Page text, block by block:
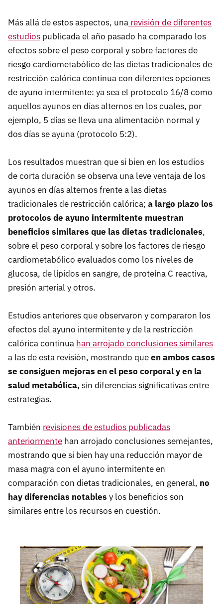
Más allá de estos aspectos, una revisión de diferentes
estudios publicada el año pasado ha comparado los
efectos sobre el peso corporal y sobre factores de
riesgo cardiometabólico de las dietas tradicionales de
restricción calórica continua con diferentes opciones
de ayuno intermitente: ya sea el protocolo 16/8 como
aquellos ayunos en días alternos en los cuales, por
ejemplo, 5 días se lleva una alimentación normal y
dos días se ayuna (protocolo 5:2).
Los resultados muestran que si bien en los estudios
de corta duración se observa una leve ventaja de los
ayunos en días alternos frente a las dietas
tradicionales de restricción calórica; a largo plazo los
protocolos de ayuno intermitente muestran
beneficios similares que las dietas tradicionales,
sobre el peso corporal y sobre los factores de riesgo
cardiometabólico evaluados como los niveles de
glucosa, de lípidos en sangre, de proteína C reactiva,
presión arterial y otros.
Estudios anteriores que observaron y compararon los
efectos del ayuno intermitente y de la restricción
calórica continua han arrojado conclusiones similares
a las de esta revisión, mostrando queen ambos casos
se consiguen mejoras en el peso corporal y en la
salud metabólica,sin diferencias significativas entre
estrategias.
También revisiones de estudios publicadas
anteriormente han arrojado conclusiones semejantes,
mostrando que si bien hay una reducción mayor de
masa magra con el ayuno intermitente en
comparación con dietas tradicionales, en general, no
hay diferencias notables y los beneficios son
similares entre los recursos en cuestión.